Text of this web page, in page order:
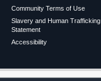
Community Terms of Use
Slavery and Human Trafficking
Statement
Accessibility